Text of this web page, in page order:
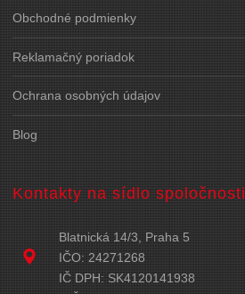
Obchodné podmienky
Reklamačný poriadok
Ochrana osobných údajov
Blog
Kontakty na sídlo spoločnosti
Blatnická 14/3, Praha 5
IČO: 24271268
IČ DPH: SK4120141938